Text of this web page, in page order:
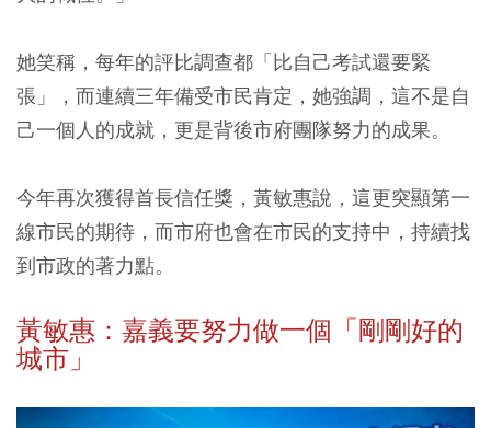
她笑稱，每年的評比調查都「比自己考試還要緊
張」，而連續三年備受市民肯定，她強調，這不是自
己一個人的成就，更是背後市府團隊努力的成果。
今年再次獲得首長信任獎，黃敏惠說，這更突顯第一
線市民的期待，而市府也會在市民的支持中，持續找
到市政的著力點。
黃敏惠：嘉義要努力做一個「剛剛好的
城市」